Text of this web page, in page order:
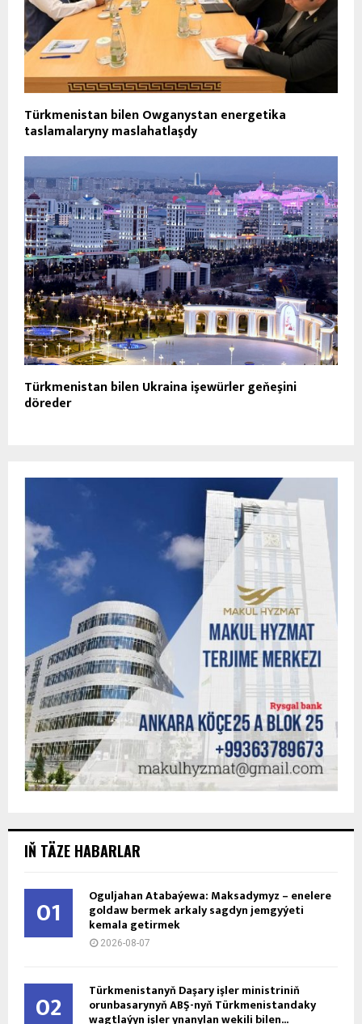
Türkmenistan bilen Owganystan energetika
taslamalaryny maslahatlaşdy
Türkmenistan bilen Ukraina işewürler geňeşini
döreder
IŇ TÄZE HABARLAR
01 Oguljahan Atabaýewa: Maksadymyz – enelere
goldaw bermek arkaly sagdyn jemgyýeti
kemala getirmek
2026-08-07
02 Türkmenistanyň Daşary işler ministriniň
orunbasarynyň ABŞ-nyň Türkmenistandaky
wagtlaýyn işler ynanylan wekili bilen...